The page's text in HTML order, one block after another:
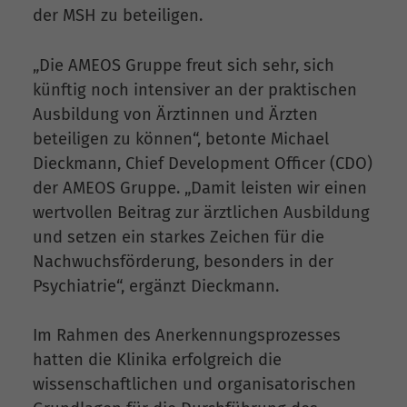
der MSH zu beteiligen.
„Die AMEOS Gruppe freut sich sehr, sich
künftig noch intensiver an der praktischen
Ausbildung von Ärztinnen und Ärzten
beteiligen zu können“, betonte Michael
Dieckmann, Chief Development Officer (CDO)
der AMEOS Gruppe. „Damit leisten wir einen
wertvollen Beitrag zur ärztlichen Ausbildung
und setzen ein starkes Zeichen für die
Nachwuchsförderung, besonders in der
Psychiatrie“, ergänzt Dieckmann.
Im Rahmen des Anerkennungsprozesses
hatten die Klinika erfolgreich die
wissenschaftlichen und organisatorischen